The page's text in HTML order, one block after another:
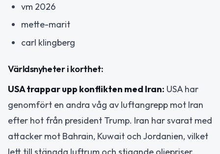
vm 2026
mette-marit
carl klingberg
Världsnyheter i korthet:
USA trappar upp konflikten med Iran: USA har
genomfört en andra våg av luftangrepp mot Iran
efter hot från president Trump. Iran har svarat med
attacker mot Bahrain, Kuwait och Jordanien, vilket